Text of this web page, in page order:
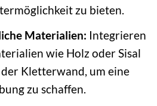
zu bieten.
Materialien: Integrieren
wie Holz oder Sisal
Kletterwand, um eine
zu schaffen.